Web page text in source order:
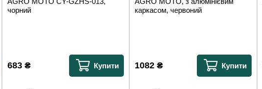
чорний
683₴ Купити
каркасом, червоний
1082 ₴ Купити